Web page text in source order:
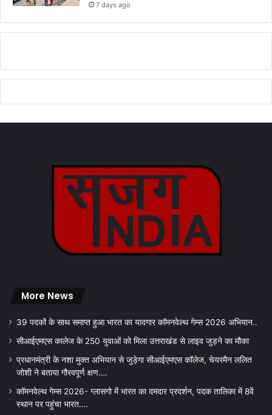
7 days ago
More News
39 पदकों के साथ समाप्त हुआ भारत का यादगार कॉमनवेल्थ गेम्स 2026 अभियान..
सीआईएमएस कालेज के 250 युवाओं को मिला उत्तराखंड से लाइव जुड़ने का मौका
प्रधानमंत्री के नशा मुक्त अभियान से जुड़ेगा सीआईएमएस कॉलेज, चेयरमैन ललित
जोशी ने बताया गौरवपूर्ण क्षण….
कॉमनवेल्थ गेम्स 2026- ग्लासगो में भारत का दमदार प्रदर्शन, पदक तालिका में 8वें
स्थान पर पहुंचा भारत….